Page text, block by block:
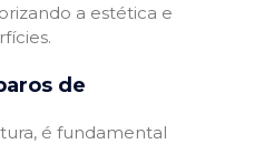
a estética e
de
é fundamental